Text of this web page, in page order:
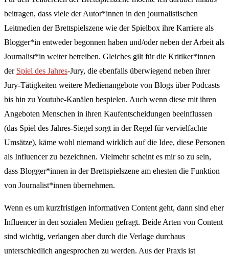
beitragen, dass viele der Autor*innen in den journalistischen
Leitmedien der Brettspielszene wie der Spielbox ihre Karriere als
Blogger*in entweder begonnen haben und/oder neben der Arbeit als
Journalist*in weiter betreiben. Gleiches gilt für die Kritiker*innen
der Spiel des Jahres-Jury, die ebenfalls überwiegend neben ihrer
Jury-Tätigkeiten weitere Medienangebote von Blogs über Podcasts
bis hin zu Youtube-Kanälen bespielen. Auch wenn diese mit ihren
Angeboten Menschen in ihren Kaufentscheidungen beeinflussen
(das Spiel des Jahres-Siegel sorgt in der Regel für vervielfachte
Umsätze), käme wohl niemand wirklich auf die Idee, diese Personen
als Influencer zu bezeichnen. Vielmehr scheint es mir so zu sein,
dass Blogger*innen in der Brettspielszene am ehesten die Funktion
von Journalist*innen übernehmen.
Wenn es um kurzfristigen informativen Content geht, dann sind eher
Influencer in den sozialen Medien gefragt. Beide Arten von Content
sind wichtig, verlangen aber durch die Verlage durchaus
unterschiedlich angesprochen zu werden. Aus der Praxis ist